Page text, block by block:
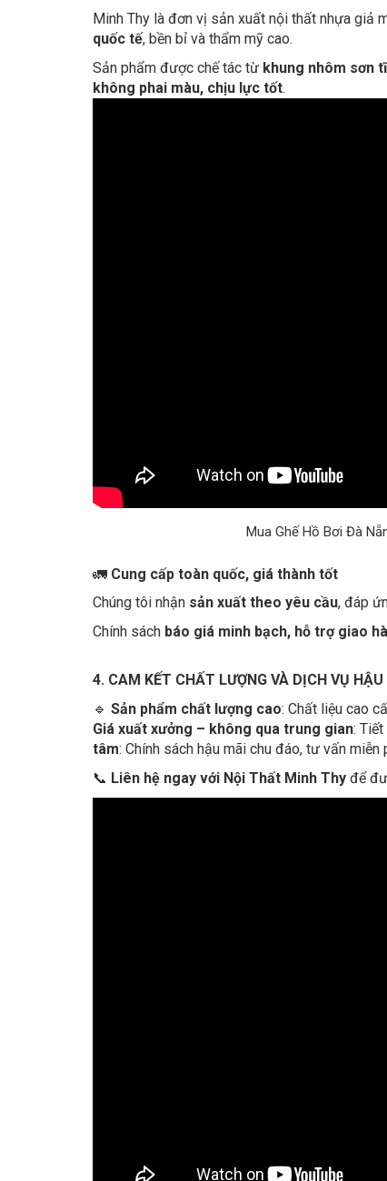
Minh Thy là đơn vị sản xuất nội thất nhựa giả
quốc tế, bền bỉ và thẩm mỹ cao.
Sản phẩm được chế tác từ khung nhôm sơn
không phai màu, chịu lực tốt.
Mua Ghế Hồ Bơi Đà
🚛 Cung cấp toàn quốc, giá thành tốt
Chúng tôi nhận sản xuất theo yêu cầu, đáp
Chính sách báo giá minh bạch, hỗ trợ giao
4. CAM KẾT CHẤT LƯỢNG VÀ DỊCH VỤ
🔹 Sản phẩm chất lượng cao: Chất liệu cao
Giá xuất xưởng – không qua trung gian:
tâm: Chính sách hậu mãi chu đáo, tư vấn miễn
📞 Liên hệ ngay với Nội Thất Minh Thy để